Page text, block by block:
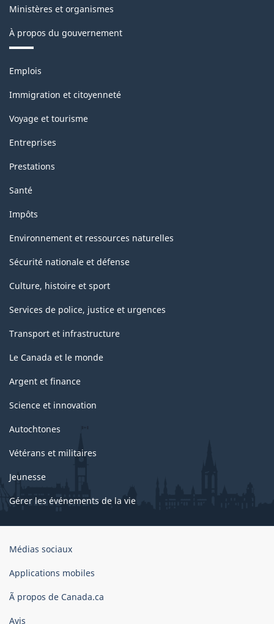
Ministères et organismes
À propos du gouvernement
Thèmes
sujets
Emplois
Immigration et citoyenneté
Voyage et tourisme
Entreprises
Prestations
Santé
Impôts
Environnement et ressources naturelles
Sécurité nationale et défense
Culture, histoire et sport
Services de police, justice et urgences
Transport et infrastructure
Le Canada et le monde
Argent et finance
Science et innovation
Autochtones
Vétérans et militaires
Jeunesse
Gérer les événements de la vie
Organisation
gouvernement
Canada
Médias sociaux
Applications mobiles
Ã propos de Canada.ca
Avis